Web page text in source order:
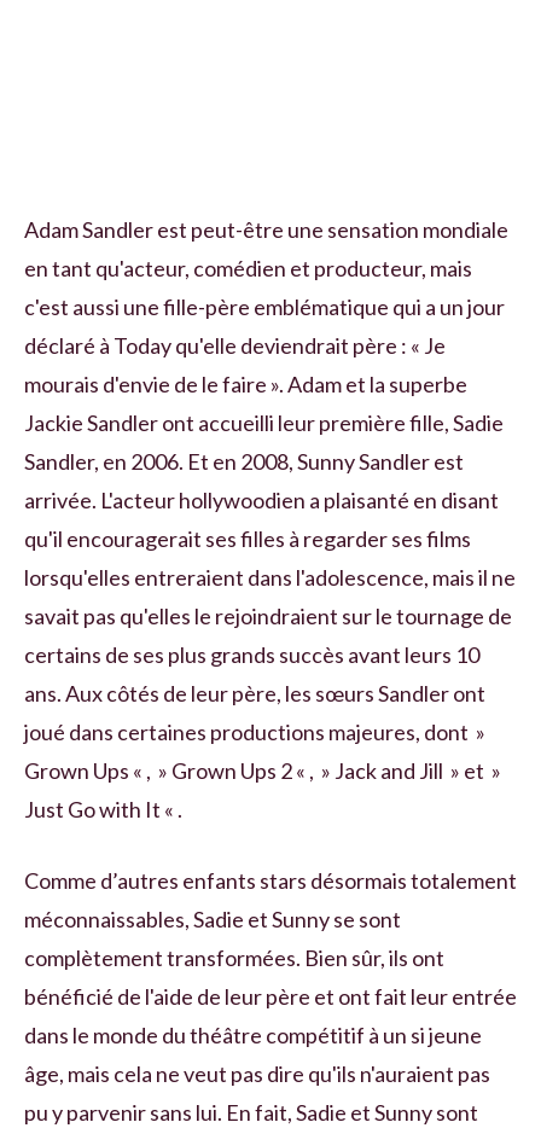
Adam Sandler est peut-être une sensation mondiale
en tant qu'acteur, comédien et producteur, mais
c'est aussi une fille-père emblématique qui a un jour
déclaré à Today qu'elle deviendrait père : « Je
mourais d'envie de le faire ». Adam et la superbe
Jackie Sandler ont accueilli leur première fille, Sadie
Sandler, en 2006. Et en 2008, Sunny Sandler est
arrivée. L'acteur hollywoodien a plaisanté en disant
qu'il encouragerait ses filles à regarder ses films
lorsqu'elles entreraient dans l'adolescence, mais il ne
savait pas qu'elles le rejoindraient sur le tournage de
certains de ses plus grands succès avant leurs 10
ans. Aux côtés de leur père, les sœurs Sandler ont
joué dans certaines productions majeures, dont »
Grown Ups « , » Grown Ups 2 « , » Jack and Jill » et »
Just Go with It « .
Comme d’autres enfants stars désormais totalement
méconnaissables, Sadie et Sunny se sont
complètement transformées. Bien sûr, ils ont
bénéficié de l'aide de leur père et ont fait leur entrée
dans le monde du théâtre compétitif à un si jeune
âge, mais cela ne veut pas dire qu'ils n'auraient pas
pu y parvenir sans lui. En fait, Sadie et Sunny sont